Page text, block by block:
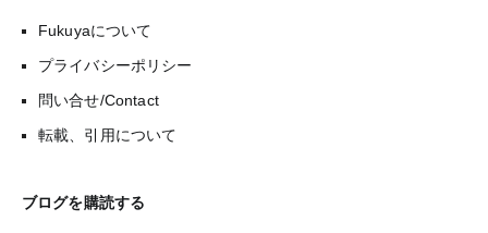
Fukuyaについて
プライバシーポリシー
問い合せ/Contact
転載、引用について
ブログを購読する